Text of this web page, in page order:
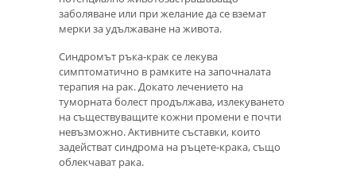
заболяване или при желание да се вземат
мерки за удължаване на живота.
Синдромът ръка-крак се лекува
симптоматично в рамките на започналата
терапия на рак. Докато лечението на
туморната болест продължава, излекуването
на съществуващите кожни промени е почти
невъзможно. Активните съставки, които
задействат синдрома на ръцете-крака, също
облекчават рака.